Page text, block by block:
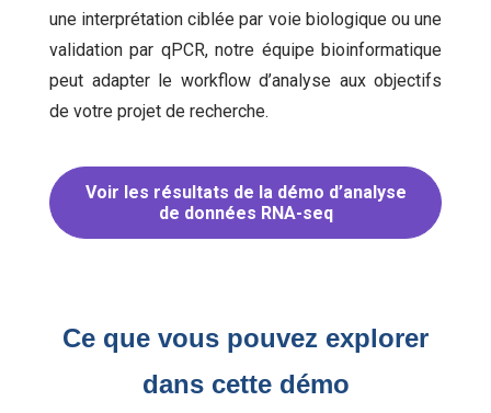
une interprétation ciblée par voie biologique ou une
validation par qPCR, notre équipe bioinformatique
peut adapter le workflow d’analyse aux objectifs
de votre projet de recherche.
Voir les résultats de la démo d’analyse
de données RNA-seq
Ce que vous pouvez explorer
dans cette démo